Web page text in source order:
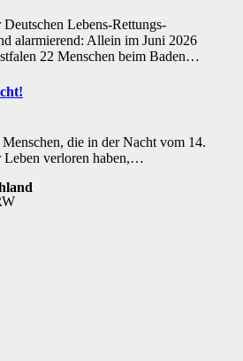
Lebens-Rettungs-
alarmierend: Allein im Juni 2026
22 Menschen beim Baden…
die in der Nacht vom 14.
Leben verloren haben,…